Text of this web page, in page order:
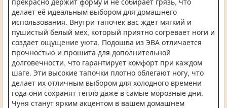
делает её идеальным выбором для домашнего
использования. Внутри тапочек вас ждет мягкий и
пушистый белый мех, который приятно согревает ноги и
создает ощущение уюта. Подошва из ЭВА отличается
прочностью и прошита для дополнительной
долговечности, что гарантирует комфорт при каждом
шаге. Эти высокие тапочки плотно облегают ногу, что
делает их отличным выбором для холодного времени
года они сохранят тепло даже в самые морозные дни.
Чуня станут ярким акцентом в вашем домашнем